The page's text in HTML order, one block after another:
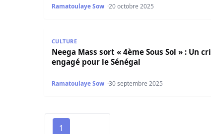
Ramatoulaye Sow 20 octobre 2025
CULTURE
Neega Mass sort « 4ème Sous Sol » : Un cri
engagé pour le Sénégal
Ramatoulaye Sow 30 septembre 2025
1